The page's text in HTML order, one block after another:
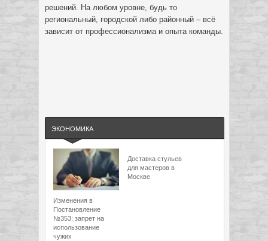
решений. На любом уровне, будь то
региональный, городской либо районный – всё
зависит от профессионализма и опыта команды.
ЭКОНОМИКА
Изменения в
Постановление
№353: запрет на
использование
чужих
Доставка стульев
для мастеров в
Москве